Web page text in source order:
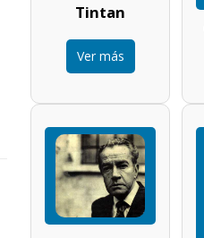
Tintan
Ver más